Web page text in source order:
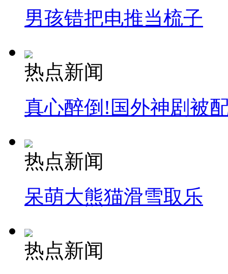
无痛分娩是否安全 医生回应
外交部：反对强权政治霸凌主义
安徽一实载49人客车翻车
走！跟着总书记去植树
消防员救轻生者 花炮节热闹非凡
男孩错把电推当梳子
热点新闻
真心醉倒!国外神剧被
热点新闻
呆萌大熊猫滑雪取乐
热点新闻